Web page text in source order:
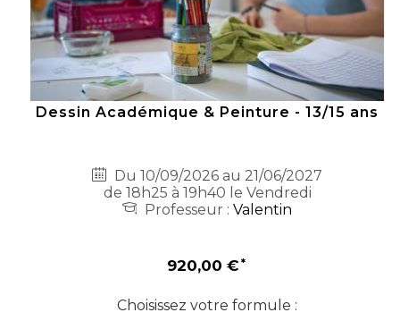
Dessin Académique & Peinture - 13/15 ans
Du 10/09/2026 au 21/06/2027
de 18h25 à 19h40 le Vendredi
Professeur :Valentin
920,00 €
Choisissez votre formule :